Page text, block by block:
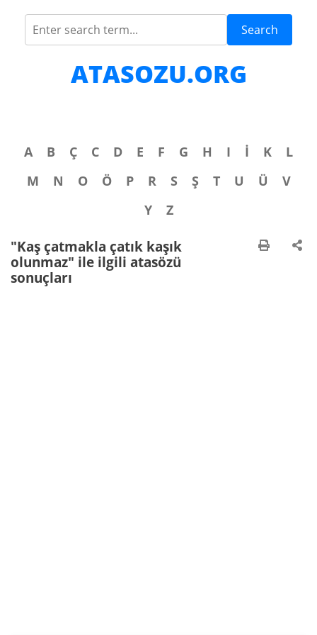
Search
ATASOZU.ORG
A B Ç C D E F G H I İ K
L
M
N O Ö P R S Ş T U Ü
V
Y
Z
"Kaş çatmakla çatık kaşık
olunmaz" ile ilgili atasözü
sonuçları